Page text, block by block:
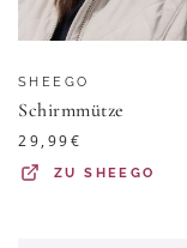
SHEEGO
Schirmmütze
29,99€
ZUSHEEGO